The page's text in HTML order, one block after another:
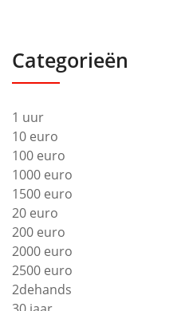
Categorieën
1 uur
10 euro
100 euro
1000 euro
1500 euro
20 euro
200 euro
2000 euro
2500 euro
2dehands